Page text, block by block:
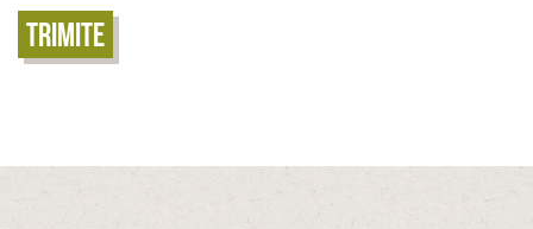
Trimite